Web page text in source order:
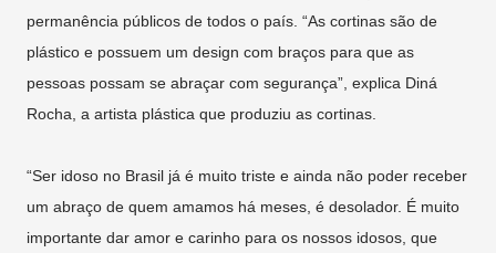
permanência públicos de todos o país. “As cortinas são de
plástico e possuem um design com braços para que as
pessoas possam se abraçar com segurança”, explica Diná
Rocha, a artista plástica que produziu as cortinas.
“Ser idoso no Brasil já é muito triste e ainda não poder receber
um abraço de quem amamos há meses, é desolador. É muito
importante dar amor e carinho para os nossos idosos, que